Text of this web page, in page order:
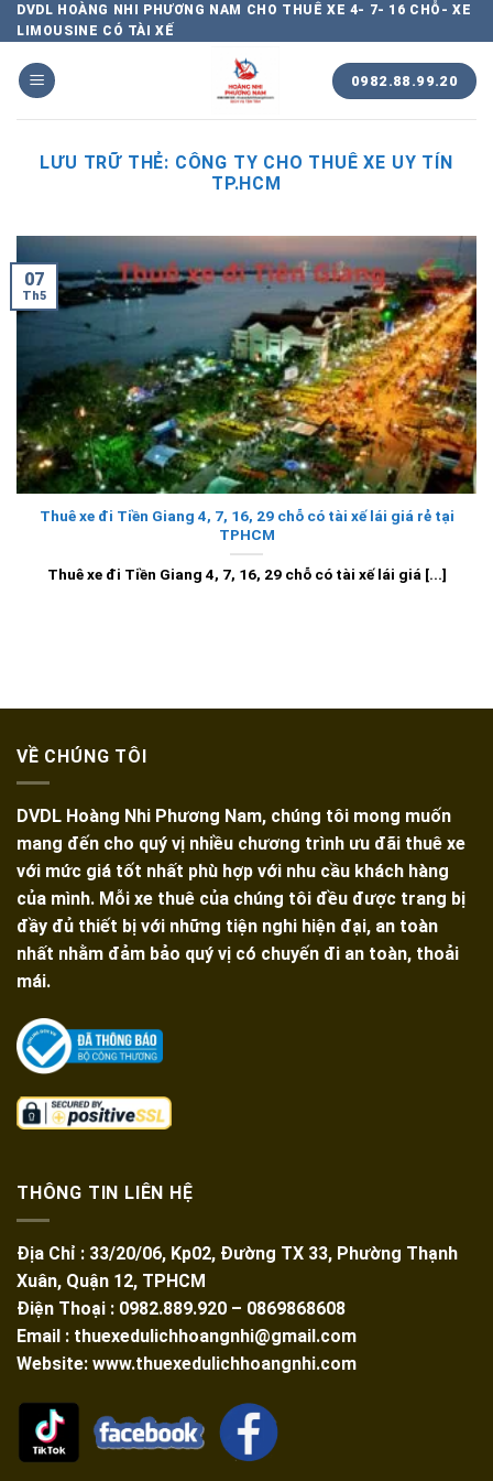
Chuyển
đến
nội
dung
DVDL HOÀNG NHI PHƯƠNG NAM CHO THUÊ XE 4- 7- 16 CHỖ- XE
LIMOUSINE CÓ TÀI XẾ
0982.88.99.20
LƯU TRỮ THẺ: CÔNG TY CHO THUÊ XE UY TÍN
TP.HCM
Thuê xe đi Tiền Giang 4, 7, 16, 29 chỗ có tài xế lái giá rẻ tại
TPHCM
Thuê xe đi Tiền Giang 4, 7, 16, 29 chỗ có tài xế lái giá [...]
07
Th5
VỀ CHÚNG TÔI
DVDL Hoàng Nhi Phương Nam, chúng tôi mong muốn
mang đến cho quý vị nhiều chương trình ưu đãi thuê xe
với mức giá tốt nhất phù hợp với nhu cầu khách hàng
của mình. Mỗi xe thuê của chúng tôi đều được trang bị
đầy đủ thiết bị với những tiện nghi hiện đại, an toàn
nhất nhằm đảm bảo quý vị có chuyến đi an toàn, thoải
mái.
THÔNG TIN LIÊN HỆ
Địa Chỉ : 33/20/06, Kp02, Đường TX 33, Phường Thạnh
Xuân, Quận 12, TPHCM
Điện Thoại : 0982.889.920 – 0869868608
Email : thuexedulichhoangnhi@gmail.com
Website: www.thuexedulichhoangnhi.com